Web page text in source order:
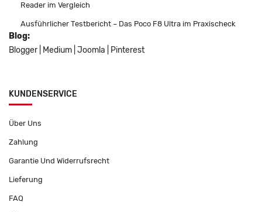
Reader im Vergleich
Ausführlicher Testbericht – Das Poco F8 Ultra im Praxischeck
Blog:
Blogger
Medium Joomla Pinterest
KUNDENSERVICE
Über Uns
Zahlung
Garantie Und Widerrufsrecht
Lieferung
FAQ